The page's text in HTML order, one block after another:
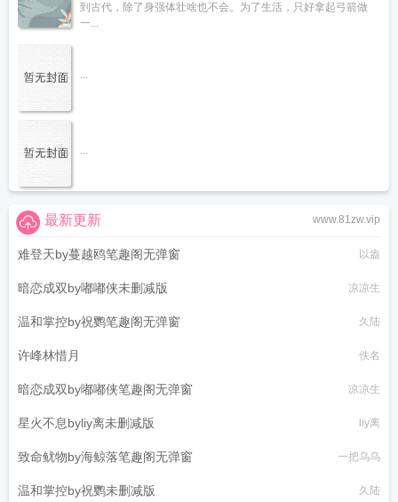
到古代，除了身强体壮啥也不会。为了生活，只好拿起弓箭做
一...
...
...
www.81zw.vip
最新更新
难登天by蔓越鸥笔趣阁无弹窗 以盎
暗恋成双by嘟嘟侠未删减版 凉凉生
温和掌控by祝鹦笔趣阁无弹窗 久陆
许峰林惜月 佚名
暗恋成双by嘟嘟侠笔趣阁无弹窗 凉凉生
星火不息byliy离未删减版 liy离
致命鱿物by海鲸落笔趣阁无弹窗 一把乌乌
温和掌控by祝鹦未删减版 久陆